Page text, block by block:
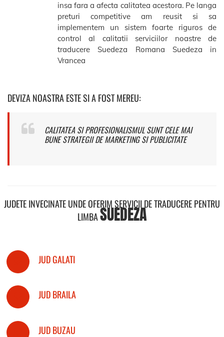
insa fara a afecta calitatea acestora. Pe langa
preturi competitive am reusit si sa
implementem un sistem foarte riguros de
control al calitatii serviciilor noastre de
traducere Suedeza Romana Suedeza in
Vrancea
DEVIZA NOASTRA ESTE SI A FOST MEREU:
CALITATEA SI PROFESIONALISMUL SUNT CELE MAI
BUNE STRATEGII DE MARKETING SI PUBLICITATE
JUDETE INVECINATE UNDE OFERIM SERVICII DE TRADUCERE PENTRU
LIMBASUEDEZA
JUD GALATI
JUD BRAILA
JUD BUZAU